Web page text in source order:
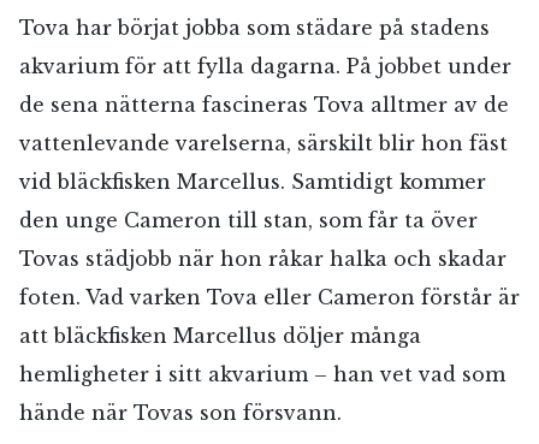
Tova har börjat jobba som städare på stadens
akvarium för att fylla dagarna. På jobbet under
de sena nätterna fascineras Tova alltmer av de
vattenlevande varelserna, särskilt blir hon fäst
vid bläckfisken Marcellus. Samtidigt kommer
den unge Cameron till stan, som får ta över
Tovas städjobb när hon råkar halka och skadar
foten. Vad varken Tova eller Cameron förstår är
att bläckfisken Marcellus döljer många
hemligheter i sitt akvarium – han vet vad som
hände när Tovas son försvann.